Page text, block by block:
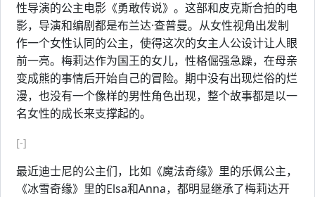
性导演的公主电影《勇敢传说》。这部和皮克斯合拍的电
影，导演和编剧都是布兰达·查普曼。从女性视角出发制
作一个女性认同的公主，使得这次的女主人公设计让人眼
前一亮。梅莉达作为国王的女儿，性格倔强急躁，在母亲
变成熊的事情后开始自己的冒险。期中没有出现烂俗的烂
漫，也没有一个像样的男性角色出现，整个故事都是以一
名女性的成长来支撑起的。
[-]
最近迪士尼的公主们，比如《魔法奇缘》里的乐佩公主，
《冰雪奇缘》里的Elsa和Anna，都明显继承了梅莉达开